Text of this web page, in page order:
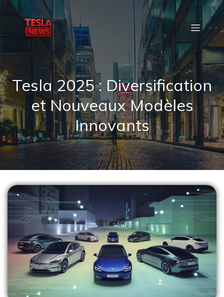
Tesla 2025 : Diversification
et Nouveaux Modèles
Innovants